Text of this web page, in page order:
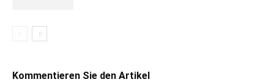
Kommentieren Sie den Artikel